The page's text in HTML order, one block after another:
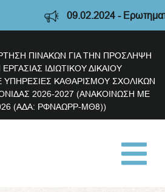
09.02.2024 -
ΠΙΝΑΚΩΝ ΓΙΑ ΤΗΝ ΠΡΟΣΛΗΨΗ
ΙΔΙΩΤΙΚΟΥ ΔΙΚΑΙΟΥ
ΚΑΘΑΡΙΣΜΟΥ ΣΧΟΛΙΚΩΝ
2026-2027 (ΑΝΑΚΟΙΝΩΣΗ ΜΕ
(ΑΔΑ: ΡΦΝΑΩΡΡ-ΜΘ8))